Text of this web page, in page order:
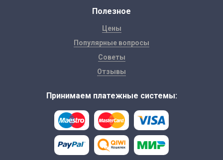
Полезное
Цены
Популярные вопросы
Советы
Отзывы
Принимаем платежные системы: